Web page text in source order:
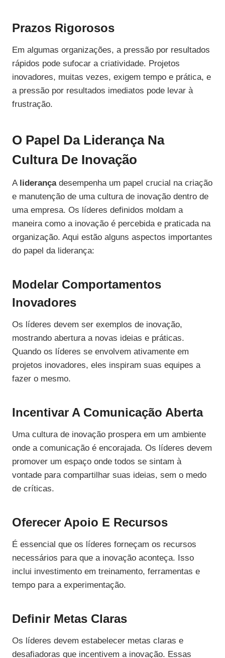
Prazos Rigorosos
Em algumas organizações, a pressão por resultados
rápidos pode sufocar a criatividade. Projetos
inovadores, muitas vezes, exigem tempo e prática, e
a pressão por resultados imediatos pode levar à
frustração.
O Papel Da Liderança Na
Cultura De Inovação
A liderançadesempenha um papel crucial na criação
e manutenção de uma cultura de inovação dentro de
uma empresa. Os líderes definidos moldam a
maneira como a inovação é percebida e praticada na
organização. Aqui estão alguns aspectos importantes
do papel da liderança:
Modelar Comportamentos
Inovadores
Os líderes devem ser exemplos de inovação,
mostrando abertura a novas ideias e práticas.
Quando os líderes se envolvem ativamente em
projetos inovadores, eles inspiram suas equipes a
fazer o mesmo.
Incentivar A Comunicação Aberta
Uma cultura de inovação prospera em um ambiente
onde a comunicação é encorajada. Os líderes devem
promover um espaço onde todos se sintam à
vontade para compartilhar suas ideias, sem o medo
de críticas.
Oferecer Apoio E Recursos
É essencial que os líderes forneçam os recursos
necessários para que a inovação aconteça. Isso
inclui investimento em treinamento, ferramentas e
tempo para a experimentação.
Definir Metas Claras
Os líderes devem estabelecer metas claras e
desafiadoras que incentivem a inovação. Essas